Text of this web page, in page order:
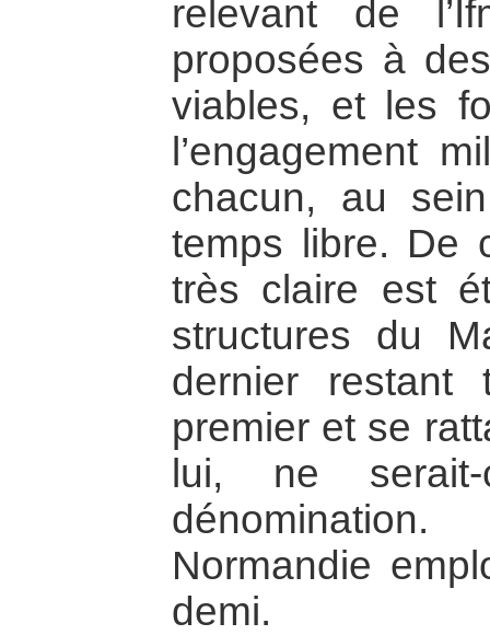
relevant de
proposées à
viables, et les
l’engagement
chacun, au
temps libre. De
très claire est
structures du
dernier
premier et se
lui, ne
dénomination.
Normandie
demi.